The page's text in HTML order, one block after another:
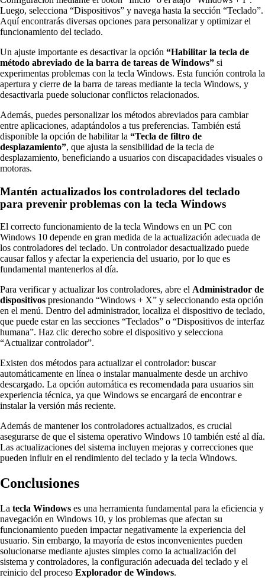
Luego, selecciona “Dispositivos” y navega hasta la sección “Teclado”.
Aquí encontrarás diversas opciones para personalizar y optimizar el
funcionamiento del teclado.
Un ajuste importante es desactivar la opción “Habilitar la tecla de
método abreviado de la barra de tareas de Windows” si
experimentas problemas con la tecla Windows. Esta función controla la
apertura y cierre de la barra de tareas mediante la tecla Windows, y
desactivarla puede solucionar conflictos relacionados.
Además, puedes personalizar los métodos abreviados para cambiar
entre aplicaciones, adaptándolos a tus preferencias. También está
disponible la opción de habilitar la “Tecla de filtro de
desplazamiento”, que ajusta la sensibilidad de la tecla de
desplazamiento, beneficiando a usuarios con discapacidades visuales o
motoras.
Mantén actualizados los controladores del teclado
para prevenir problemas con la tecla Windows
El correcto funcionamiento de la tecla Windows en un PC con
Windows 10 depende en gran medida de la actualización adecuada de
los controladores del teclado. Un controlador desactualizado puede
causar fallos y afectar la experiencia del usuario, por lo que es
fundamental mantenerlos al día.
Para verificar y actualizar los controladores, abre el Administrador de
dispositivos presionando “Windows + X” y seleccionando esta opción
en el menú. Dentro del administrador, localiza el dispositivo de teclado,
que puede estar en las secciones “Teclados” o “Dispositivos de interfaz
humana”. Haz clic derecho sobre el dispositivo y selecciona
“Actualizar controlador”.
Existen dos métodos para actualizar el controlador: buscar
automáticamente en línea o instalar manualmente desde un archivo
descargado. La opción automática es recomendada para usuarios sin
experiencia técnica, ya que Windows se encargará de encontrar e
instalar la versión más reciente.
Además de mantener los controladores actualizados, es crucial
asegurarse de que el sistema operativo Windows 10 también esté al día.
Las actualizaciones del sistema incluyen mejoras y correcciones que
pueden influir en el rendimiento del teclado y la tecla Windows.
Conclusiones
La tecla Windows es una herramienta fundamental para la eficiencia y
navegación en Windows 10, y los problemas que afectan su
funcionamiento pueden impactar negativamente la experiencia del
usuario. Sin embargo, la mayoría de estos inconvenientes pueden
solucionarse mediante ajustes simples como la actualización del
sistema y controladores, la configuración adecuada del teclado y el
reinicio del proceso Explorador de Windows.